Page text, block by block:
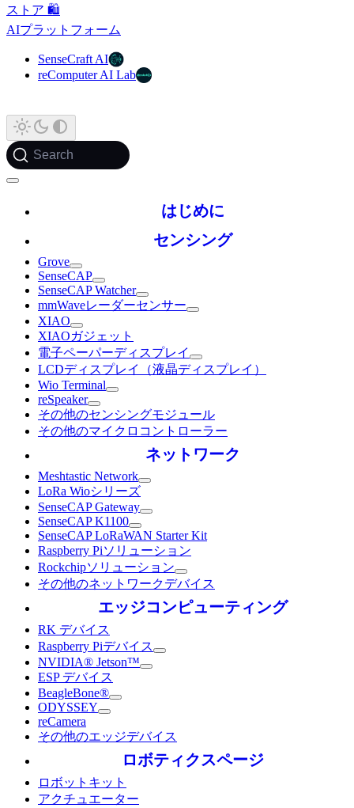
ストア 🛍️
AIプラットフォーム
SenseCraft AI
reComputer AI Lab
Search
はじめに
センシング
Grove
SenseCAP
SenseCAP Watcher
mmWaveレーダーセンサー
XIAO
XIAOガジェット
電子ペーパーディスプレイ
LCDディスプレイ（液晶ディスプレイ）
Wio Terminal
reSpeaker
その他のセンシングモジュール
その他のマイクロコントローラー
ネットワーク
Meshtastic Network
LoRa Wioシリーズ
SenseCAP Gateway
SenseCAP K1100
SenseCAP LoRaWAN Starter Kit
Raspberry Piソリューション
Rockchipソリューション
その他のネットワークデバイス
エッジコンピューティング
RK デバイス
Raspberry Piデバイス
NVIDIA® Jetson™
ESP デバイス
BeagleBone®
ODYSSEY
reCamera
その他のエッジデバイス
ロボティクスページ
ロボットキット
アクチュエーター